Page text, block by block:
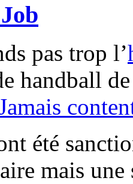
pas trop l’
handball
été
mais